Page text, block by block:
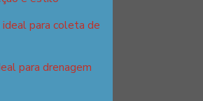
ideal para coleta de
para drenagem